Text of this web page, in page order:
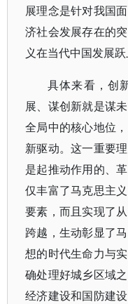
展理念是针对我国
济社会发展存在的
义在当代中国发展跃
具体来看，创
展、谋创新就是谋
全局中的核心地位
新驱动。这一重要
是起推动作用的、
仅丰富了马克思主
要素，而且实现了
跨越，生动彰显了
想的时代生命力与
确处理好城乡区域
经济建设和国防建